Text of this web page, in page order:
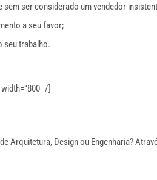
ser considerado um vendedor
a seu favor;
seu trabalho.
/]
Arquitetura, Design ou Engenharia?